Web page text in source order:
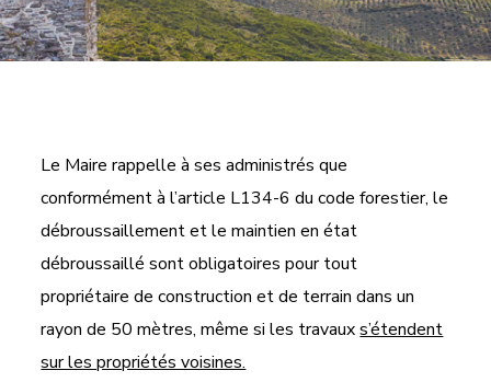
Le Maire rappelle à ses administrés que
conformément à l’article L134-6 du code forestier, le
débroussaillement et le maintien en état
débroussaillé sont obligatoires pour tout
propriétaire de construction et de terrain dans un
rayon de 50 mètres, même si les travauxs’étendent
sur les propriétés voisines.